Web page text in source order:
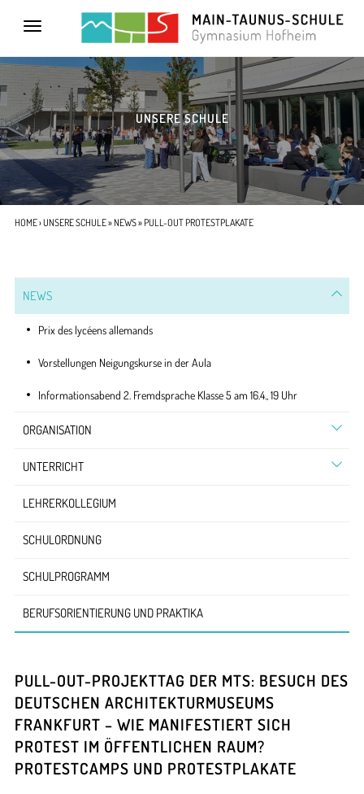
Toggle
UNSERE SCHULE
HOME›UNSERE SCHULE»NEWS» PULL-OUT PROTESTPLAKATE
NEWS
Prix des lycéens allemands
Vorstellungen Neigungskurse in der Aula
Informationsabend 2. Fremdsprache Klasse 5 am 16.4., 19 Uhr
ORGANISATION
UNTERRICHT
LEHRERKOLLEGIUM
SCHULORDNUNG
SCHULPROGRAMM
BERUFSORIENTIERUNG UND PRAKTIKA
PULL-OUT-PROJEKTTAG DER MTS: BESUCH DES
DEUTSCHEN ARCHITEKTURMUSEUMS
FRANKFURT – WIE MANIFESTIERT SICH
PROTEST IM ÖFFENTLICHEN RAUM?
PROTESTCAMPS UND PROTESTPLAKATE